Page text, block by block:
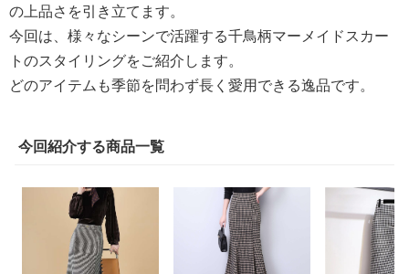
の上品さを引き立てます。
今回は、様々なシーンで活躍する千鳥柄マーメイドスカー
トのスタイリングをご紹介します。
どのアイテムも季節を問わず長く愛用できる逸品です。
今回紹介する商品一覧